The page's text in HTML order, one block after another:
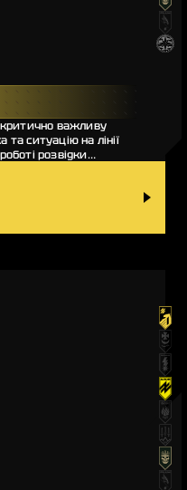
критично важливу
ситуацію на лінії
розвідки